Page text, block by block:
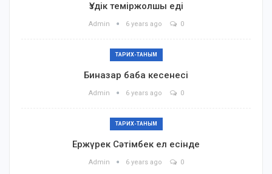
Үздік теміржолшы еді
Admin 6 years ago 0
ТАРИХ-ТАНЫМ
Биназар баба кесенесі
Admin 6 years ago 0
ТАРИХ-ТАНЫМ
Ержүрек Сәтімбек ел есінде
Admin 6 years ago 0